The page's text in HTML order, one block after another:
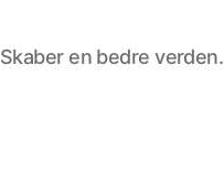
Skaber en bedre verden.